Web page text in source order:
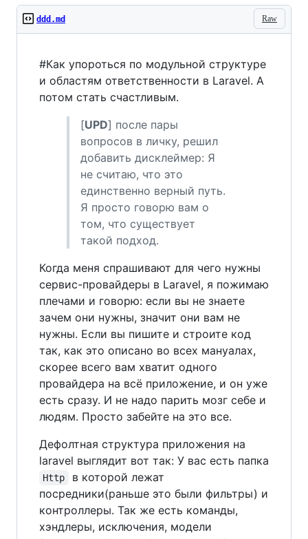
Raw
ddd.md
#Как упороться по модульной структуре
и областям ответственности в Laravel. А
потом стать счастливым.
[UPD] после пары
вопросов в личку, решил
добавить дисклеймер: Я
не считаю, что это
единственно верный путь.
Я просто говорю вам о
том, что существует
такой подход.
Когда меня спрашивают для чего нужны
сервис-провайдеры в Laravel, я пожимаю
плечами и говорю: если вы не знаете
зачем они нужны, значит они вам не
нужны. Если вы пишите и строите код
так, как это описано во всех мануалах,
скорее всего вам хватит одного
провайдера на всё приложение, и он уже
есть сразу. И не надо парить мозг себе и
людям. Просто забейте на это все.
Дефолтная структура приложения на
laravel выглядит вот так: У вас есть папка
Http
в которой лежат
посредники(раньше это были фильтры) и
контроллеры. Так же есть команды,
хэндлеры, исключения, модели